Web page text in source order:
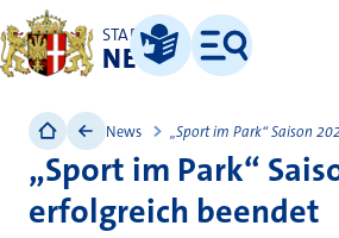
STADT
NEUSS
Leichte Sprache
Menü
News „Sport im Park“ Saison
„Sport im Park“
erfolgreich beendet